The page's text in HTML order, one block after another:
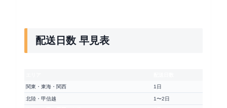
配送日数 早見表
関東・東海・関西 1日
北陸・甲信越 1〜2日